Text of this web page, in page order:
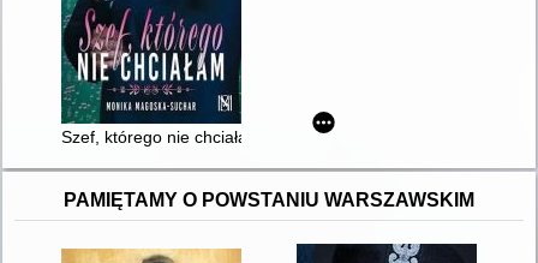
Szef, którego nie chciałam
PAMIĘTAMY O POWSTANIU WARSZAWSKIM